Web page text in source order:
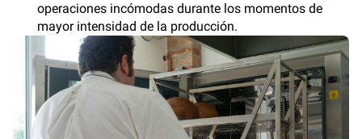
operaciones incómodas durante los momentos de
mayor intensidad de la producción.